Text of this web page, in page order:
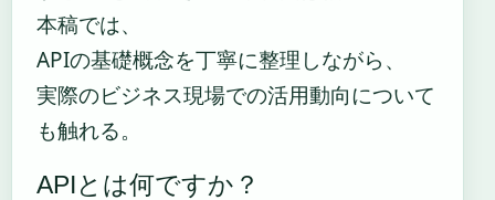
本稿では、
APIの基礎概念を丁寧に整理しながら、
実際のビジネス現場での活用動向について
も触れる。
APIとは何ですか？